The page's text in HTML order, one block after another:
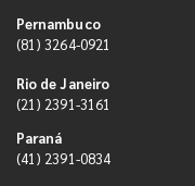
Pernambuco
(81) 3264-0921
Rio de Janeiro
(21) 2391-3161
Paraná
(41) 2391-0834